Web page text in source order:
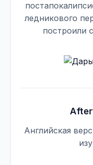
ледникового
построили
Английская